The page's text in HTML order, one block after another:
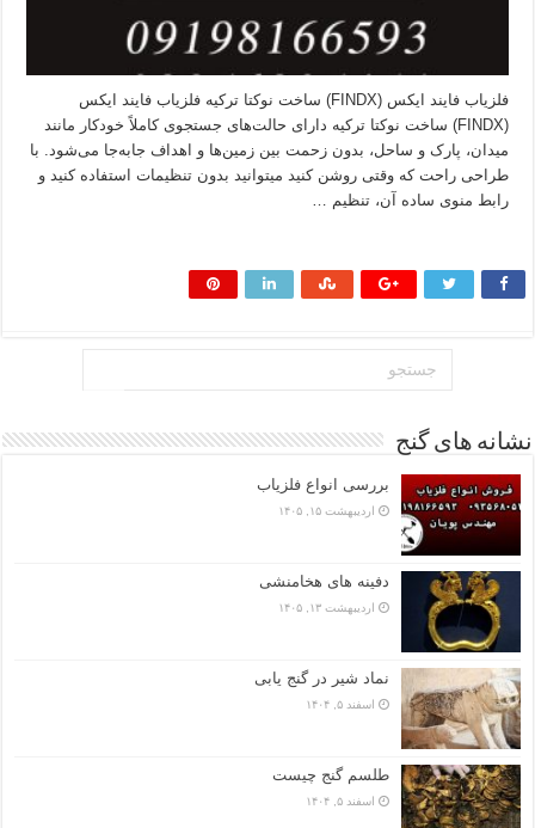
فلزیاب فایند ایکس (FINDX) ساخت نوکتا ترکیه فلزیاب فایند ایکس
(FINDX) ساخت نوکتا ترکیه دارای حالت‌های جستجوی کاملاً خودکار مانند
میدان، پارک و ساحل، بدون زحمت بین زمین‌ها و اهداف جابه‌جا می‌شود. با
طراحی راحت که وقتی روشن کنید میتوانید بدون تنظیمات استفاده کنید و
رابط منوی ساده آن، تنظیم …
نشانه های گنج
بررسی انواع فلزیاب
اردیبهشت ۱۵, ۱۴۰۵
دفینه های هخامنشی
اردیبهشت ۱۳, ۱۴۰۵
نماد شیر در گنج یابی
اسفند ۵, ۱۴۰۴
طلسم گنج چیست
اسفند ۵, ۱۴۰۴